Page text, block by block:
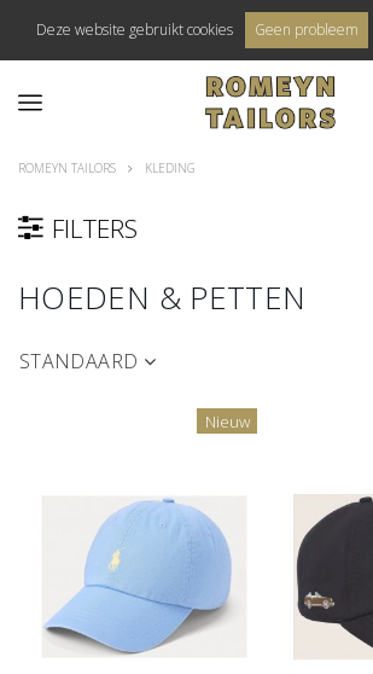
Deze website gebruikt cookies Geen probleem
ROMEYN TAILORS KLEDING
FILTERS
HOEDEN & PETTEN
STANDAARD
Nieuw